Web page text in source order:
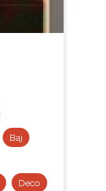
Baj
Deco